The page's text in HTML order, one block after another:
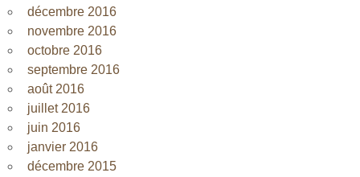
décembre 2016
novembre 2016
octobre 2016
septembre 2016
août 2016
juillet 2016
juin 2016
janvier 2016
décembre 2015